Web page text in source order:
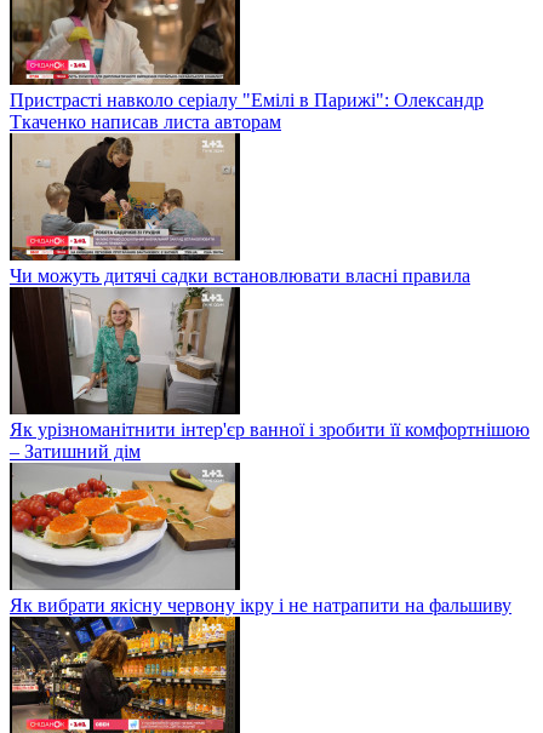
Пристрасті навколо серіалу "Емілі в Парижі": Олександр
Ткаченко написав листа авторам
Чи можуть дитячі садки встановлювати власні правила
Як урізноманітнити інтер'єр ванної і зробити її комфортнішою
– Затишний дім
Як вибрати якісну червону ікру і не натрапити на фальшиву